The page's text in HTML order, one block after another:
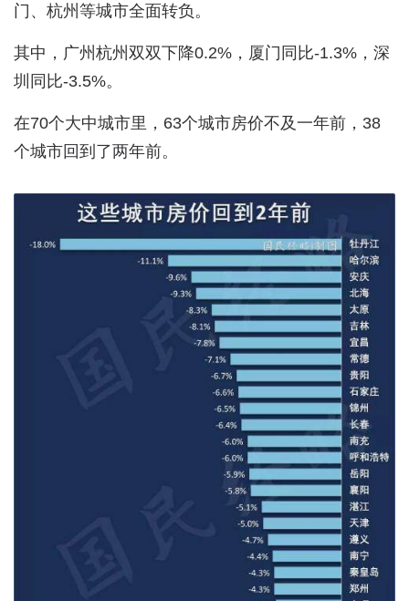
门、杭州等城市全面转负。
其中，广州杭州双双下降0.2%，厦门同比-1.3%，深
圳同比-3.5%。
在70个大中城市里，63个城市房价不及一年前，38
个城市回到了两年前。